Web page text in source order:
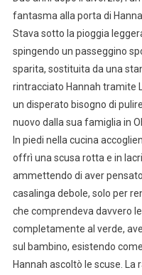
fantasma alla porta di
Stava sotto la pioggia
spingendo un passeggino
sparita, sostituita da una
rintracciato Hannah tramite
un disperato bisogno di
nuovo dalla sua famiglia in
In piedi nella cucina
offrì una scusa rotta e in
ammettendo di aver
casalinga debole, solo per
che comprendeva davvero
completamente al verde,
sul bambino, esistendo
Hannah ascoltò le scuse.